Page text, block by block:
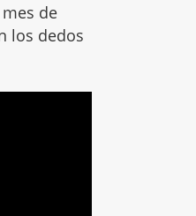
de
los dedos